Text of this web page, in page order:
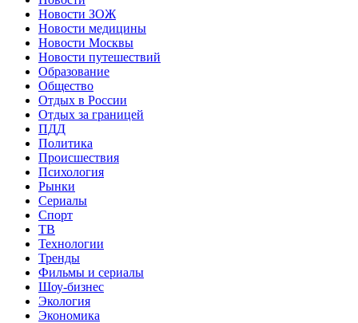
Новости ЗОЖ
Новости медицины
Новости Москвы
Новости путешествий
Образование
Общество
Отдых в России
Отдых за границей
ПДД
Политика
Происшествия
Психология
Рынки
Сериалы
Спорт
ТВ
Технологии
Тренды
Фильмы и сериалы
Шоу-бизнес
Экология
Экономика